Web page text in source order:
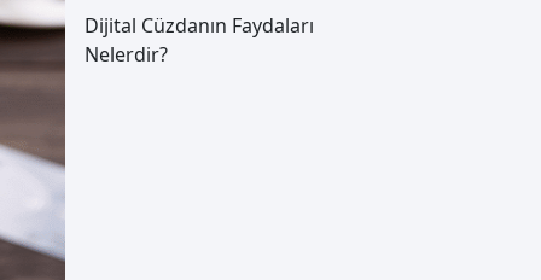
Dijital Cüzdanın Faydaları
Nelerdir?